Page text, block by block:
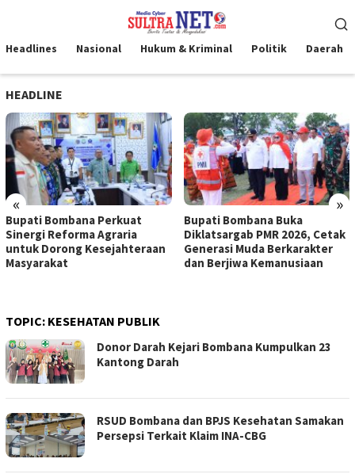
kontenMobile
Headlines Nasional Hukum & Kriminal Politik Daerah
HEADLINE
« »
Bupati Bombana Perkuat
Sinergi Reforma Agraria
untuk Dorong Kesejahteraan
Masyarakat
Bupati Bombana Buka
Diklatsargab PMR 2026, Cetak
Generasi Muda Berkarakter
dan Berjiwa Kemanusiaan
TOPIC: KESEHATAN PUBLIK
Donor Darah Kejari Bombana Kumpulkan 23
Kantong Darah
RSUD Bombana dan BPJS Kesehatan Samakan
Persepsi Terkait Klaim INA-CBG